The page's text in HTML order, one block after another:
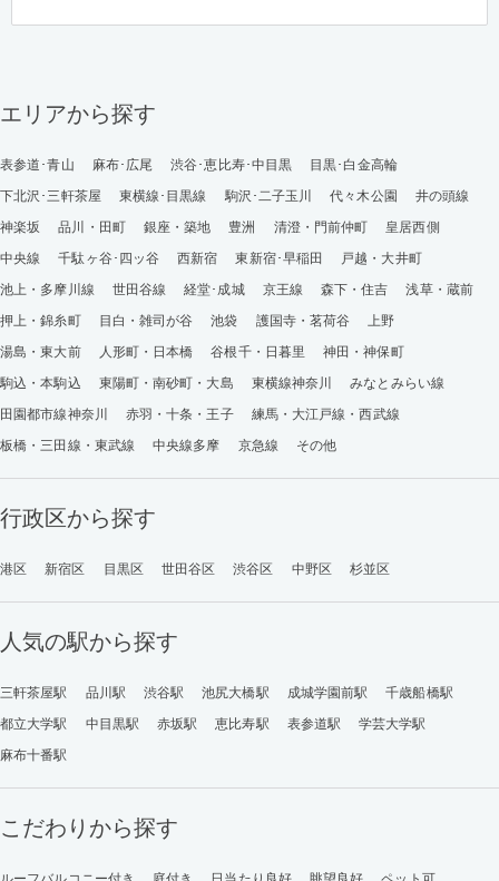
エリアから探す
表参道･青山 麻布･広尾 渋谷･恵比寿･中目黒
目黒･白金高輪
下北沢･三軒茶屋
東横線･目黒線 駒沢･二子玉川 代々木公園
井の頭線
神楽坂
品川・田町 銀座・築地 豊洲 清澄・門前仲町
皇居西側
中央線
千駄ヶ谷･四ッ谷 西新宿 東新宿･早稲田
戸越・大井町
池上・多摩川線
世田谷線 経堂･成城 京王線 森下・住吉
浅草・蔵前
押上・錦糸町
目白・雑司が谷 池袋 護国寺・茗荷谷
上野
湯島・東大前
人形町・日本橋 谷根千・日暮里
神田・神保町
駒込・本駒込
東陽町・南砂町・大島 東横線神奈川
みなとみらい線
田園都市線神奈川
赤羽・十条・王子
練馬・大江戸線・西武線
板橋・三田線・東武線
中央線多摩 京急線 その他
行政区から探す
港区 新宿区 目黒区 世田谷区 渋谷区 中野区 杉並区
人気の駅から探す
三軒茶屋駅 品川駅 渋谷駅 池尻大橋駅 成城学園前駅
千歳船橋駅
都立大学駅
中目黒駅 赤坂駅 恵比寿駅 表参道駅
学芸大学駅
麻布十番駅
こだわりから探す